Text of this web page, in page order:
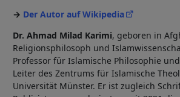
Der Autor auf Wikipedia
Dr. Ahmad Milad Karimi, geboren in
Religionsphilosoph und
Professor für Islamische Philosophie
Leiter des Zentrums für Islamische
Universität Münster. Er ist zugleich